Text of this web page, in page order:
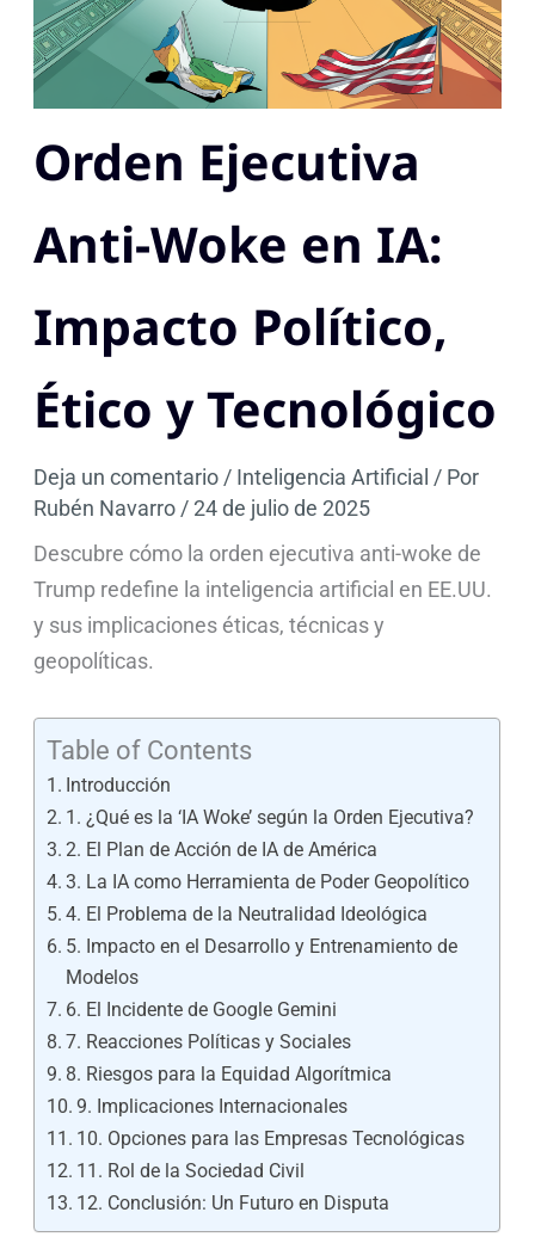
Orden Ejecutiva
Anti-Woke en IA:
Impacto Político,
Ético y Tecnológico
Deja un comentario/ Inteligencia Artificial / Por
Rubén Navarro/ 24 de julio de 2025
Descubre cómo la orden ejecutiva anti-woke de
Trump redefine la inteligencia artificial en EE.UU.
y sus implicaciones éticas, técnicas y
geopolíticas.
Table of Contents
Introducción
1. ¿Qué es la ‘IA Woke’ según la Orden Ejecutiva?
2. El Plan de Acción de IA de América
3. La IA como Herramienta de Poder Geopolítico
4. El Problema de la Neutralidad Ideológica
5. Impacto en el Desarrollo y Entrenamiento de
Modelos
6. El Incidente de Google Gemini
7. Reacciones Políticas y Sociales
8. Riesgos para la Equidad Algorítmica
9. Implicaciones Internacionales
10. Opciones para las Empresas Tecnológicas
11. Rol de la Sociedad Civil
12. Conclusión: Un Futuro en Disputa